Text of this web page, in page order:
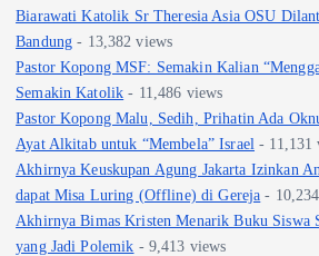
Biarawati Katolik Sr Theresia Asia OSU
Bandung - 13,382 views
Pastor Kopong MSF: Semakin Kalian
Semakin Katolik - 11,486 views
Pastor Kopong Malu, Sedih, Prihatin Ada
Ayat Alkitab untuk “Membela” Israel - 11,131
Akhirnya Keuskupan Agung Jakarta Izinkan
dapat Misa Luring (Offline) di Gereja -
Akhirnya Bimas Kristen Menarik Buku Siswa
yang Jadi Polemik - 9,413 views